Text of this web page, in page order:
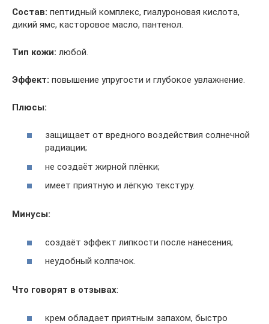
Состав: пептидный комплекс, гиалуроновая кислота,
дикий ямс, касторовое масло, пантенол.
Тип кожи: любой.
Эффект: повышение упругости и глубокое увлажнение.
Плюсы:
защищает от вредного воздействия солнечной
радиации;
не создаёт жирной плёнки;
имеет приятную и лёгкую текстуру.
Минусы:
создаёт эффект липкости после нанесения;
неудобный колпачок.
Что говорят в отзывах:
крем обладает приятным запахом, быстро